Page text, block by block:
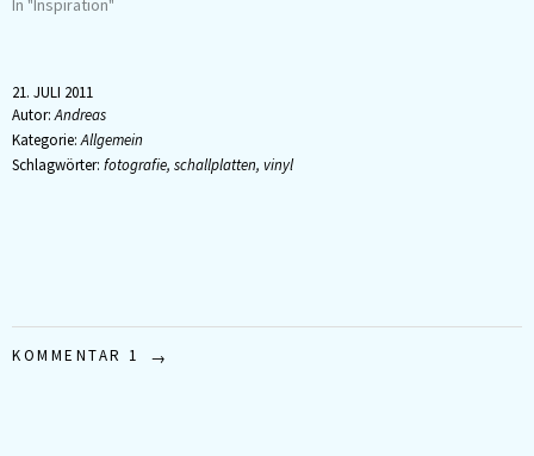
In "Inspiration"
21. JULI 2011
Autor:Andreas
Kategorie:Allgemein
Schlagwörter: fotografie, schallplatten, vinyl
KOMMENTAR 1